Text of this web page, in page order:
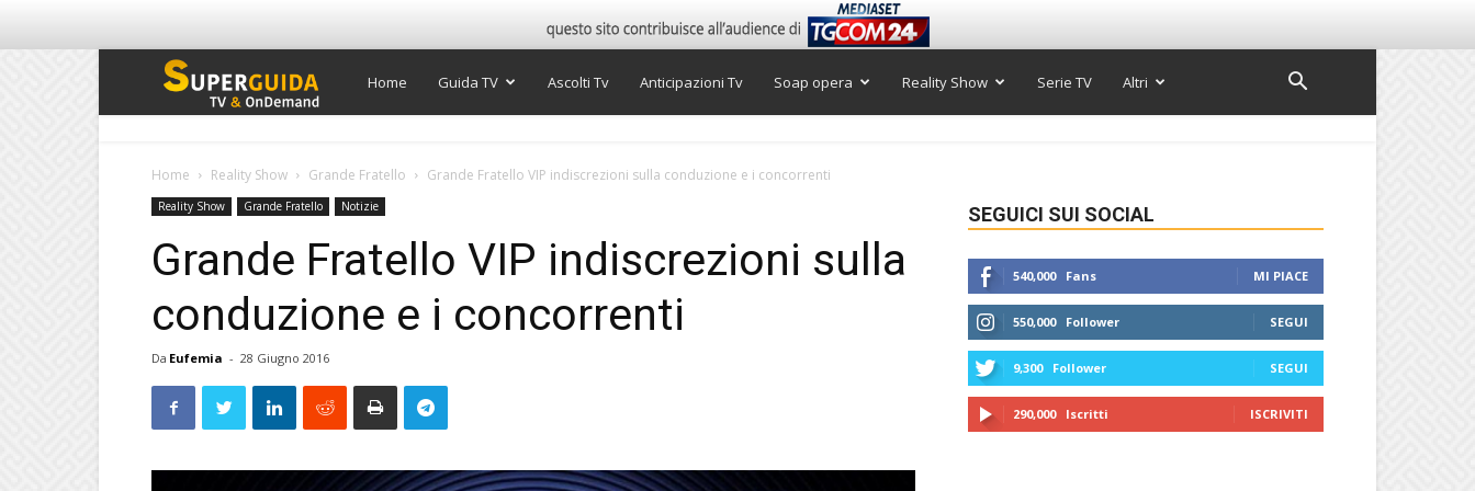
Super
TV
Home Guida TV Ascolti Tv Anticipazioni Tv Soap opera Reality Show Serie TV Altri
Home Reality Show Grande Fratello Grande Fratello VIP indiscrezioni sulla conduzione e i concorrenti
Reality Show Grande Fratello Notizie
Grande Fratello VIP indiscrezioni sulla
conduzione e i concorrenti
Da Eufemia - 28 Giugno 2016
SEGUICI SUI SOCIAL
540,000 Fans MI PIACE
550,000 Follower SEGUI
9,300 Follower SEGUI
290,000 Iscritti ISCRIVITI